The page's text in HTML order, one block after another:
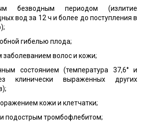
безводным периодом (излитие
вод за 12 ч и более до поступления в
гибелью плода;
заболеванием волос и кожи;
состоянием (температура 37,6° и
клинически выраженных других
кожи и клетчатки;
подострым тромбофлебитом;